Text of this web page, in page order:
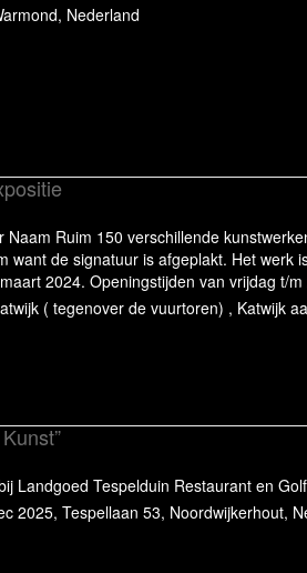
Nederland
Ruim 150 verschillende
de signatuur is afgeplakt. Het werk
2024. Openingstijden van vrijdag t/
( tegenover de vuurtoren) , Katwijk
Landgoed Tespelduin Restaurant en Golf
2025, Tespellaan 53, Noordwijkerhout,